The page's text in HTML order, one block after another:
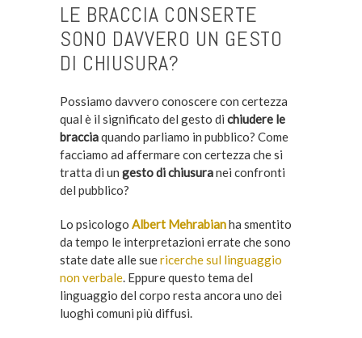
LE BRACCIA CONSERTE
SONO DAVVERO UN GESTO
DI CHIUSURA?
Possiamo davvero conoscere con certezza
qual è il significato del gesto di chiudere le
bracciaquando parliamo in pubblico? Come
facciamo ad affermare con certezza che si
tratta di un gesto di chiusuranei confronti
del pubblico?
Lo psicologo Albert Mehrabianha smentito
da tempo le interpretazioni errate che sono
state date alle suericerche sul linguaggio
non verbale. Eppure questo tema del
linguaggio del corpo resta ancora uno dei
luoghi comuni più diffusi.